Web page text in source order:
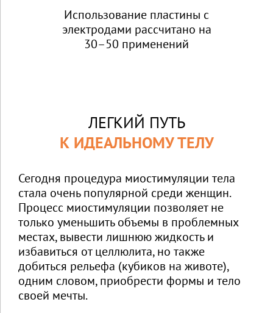
Использование пластины с
электродами рассчитано на
30–50 применений
ЛЕГКИЙ ПУТЬ
К ИДЕАЛЬНОМУ ТЕЛУ
Сегодня процедура миостимуляции тела
стала очень популярной среди женщин.
Процесс миостимуляции позволяет не
только уменьшить объемы в проблемных
местах, вывести лишнюю жидкость и
избавиться от целлюлита, но также
добиться рельефа (кубиков на животе),
одним словом, приобрести формы и тело
своей мечты.